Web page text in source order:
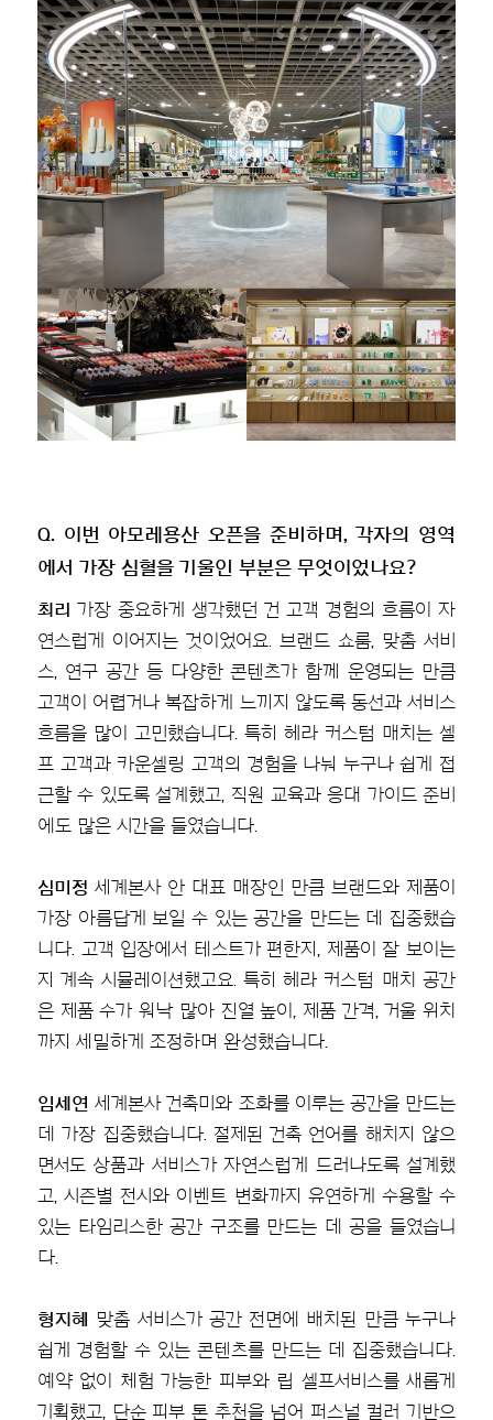
Q. 이번 아모레용산 오픈을 준비하며, 각자의 영역
에서 가장 심혈을 기울인 부분은 무엇이었나요?
최리 가장 중요하게 생각했던 건 고객 경험의 흐름이 자
연스럽게 이어지는 것이었어요. 브랜드 쇼룸, 맞춤 서비
스, 연구 공간 등 다양한 콘텐츠가 함께 운영되는 만큼
고객이 어렵거나 복잡하게 느끼지 않도록 동선과 서비스
흐름을 많이 고민했습니다. 특히 헤라 커스텀 매치는 셀
프 고객과 카운셀링 고객의 경험을 나눠 누구나 쉽게 접
근할 수 있도록 설계했고, 직원 교육과 응대 가이드 준비
에도 많은 시간을 들였습니다.
심미정 세계본사 안 대표 매장인 만큼 브랜드와 제품이
가장 아름답게 보일 수 있는 공간을 만드는 데 집중했습
니다. 고객 입장에서 테스트가 편한지, 제품이 잘 보이는
지 계속 시뮬레이션했고요. 특히 헤라 커스텀 매치 공간
은 제품 수가 워낙 많아 진열 높이, 제품 간격, 거울 위치
까지 세밀하게 조정하며 완성했습니다.
임세연 세계본사 건축미와 조화를 이루는 공간을 만드는
데 가장 집중했습니다. 절제된 건축 언어를 해치지 않으
면서도 상품과 서비스가 자연스럽게 드러나도록 설계했
고, 시즌별 전시와 이벤트 변화까지 유연하게 수용할 수
있는 타임리스한 공간 구조를 만드는 데 공을 들였습니
다.
형지혜
맞춤 서비스가 공간 전면에 배치된 만큼 누구나
쉽게 경험할 수 있는 콘텐츠를 만드는 데 집중했습니다.
예약 없이 체험 가능한 피부와 립 셀프서비스를 새롭게
기획했고, 단순 피부 톤 추천을 넘어 퍼스널 컬러 기반으